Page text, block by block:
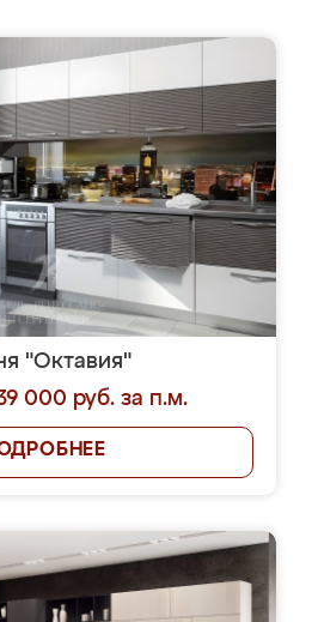
"Октавия"
000 руб. за п.м.